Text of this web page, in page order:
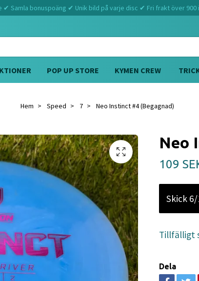
Samla bonuspoäng ✔ Unik bild på varje disc ✔ Fri frakt över
POP UP STORE KYMEN CREW
Hem Speed 7 Neo Instinct #4 (Begagnad)
Neo
109
Skick
Tillfälligt
Dela